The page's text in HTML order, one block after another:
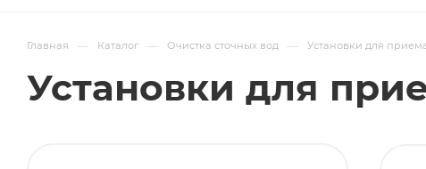
Главная — Каталог — Очистка сточных вод — Установки для
Установки для